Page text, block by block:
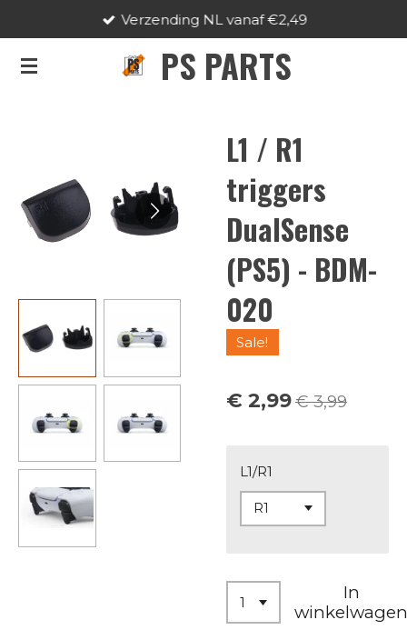
naar
PS PARTS
Verzending NL vanaf €2,49
L1 / R1
triggers
DualSense
(PS5) - BDM-
020
Sale!
€ 2,99€ 3,99
L1/R1
In